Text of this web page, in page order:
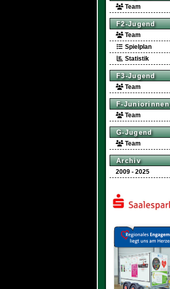
Team
F2-Jugend
Team
Spielplan
Statistik
F3-Jugend
Team
F-Juniorinnen
Team
G-Jugend
Team
Archiv
2009 - 2025